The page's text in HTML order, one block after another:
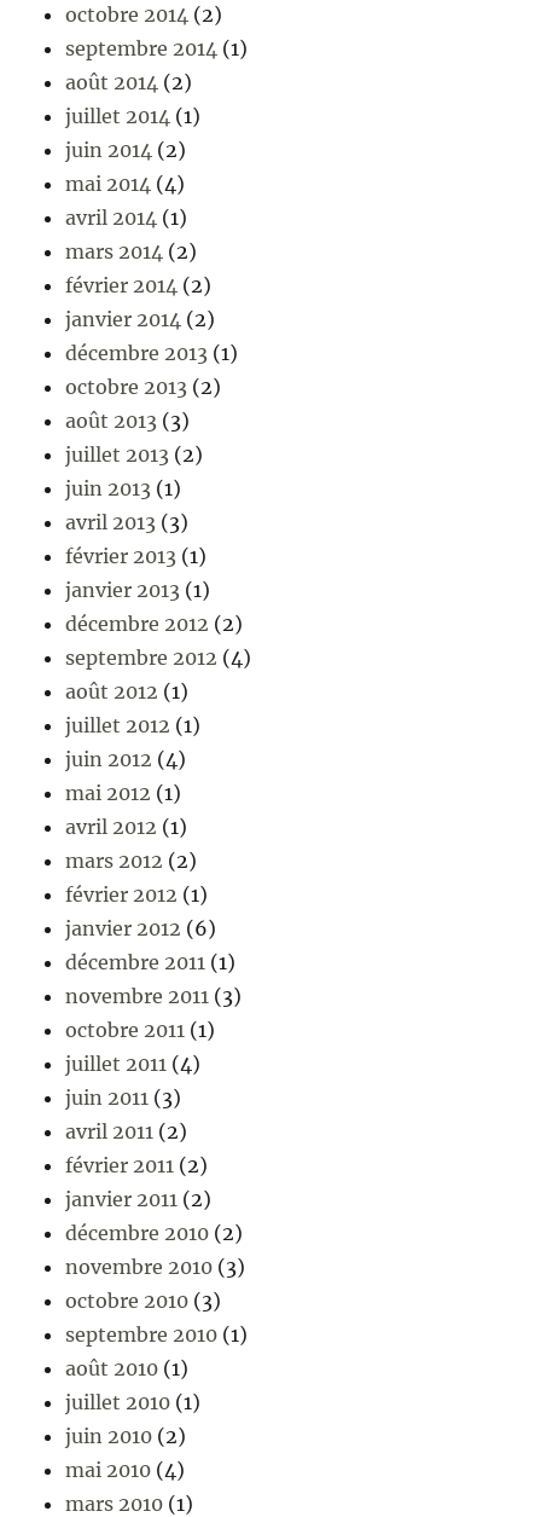
octobre 2014 (2)
septembre 2014 (1)
août 2014 (2)
juillet 2014 (1)
juin 2014 (2)
mai 2014 (4)
avril 2014 (1)
mars 2014 (2)
février 2014 (2)
janvier 2014 (2)
décembre 2013 (1)
octobre 2013 (2)
août 2013 (3)
juillet 2013 (2)
juin 2013 (1)
avril 2013 (3)
février 2013 (1)
janvier 2013 (1)
décembre 2012 (2)
septembre 2012 (4)
août 2012 (1)
juillet 2012 (1)
juin 2012 (4)
mai 2012 (1)
avril 2012 (1)
mars 2012 (2)
février 2012 (1)
janvier 2012 (6)
décembre 2011 (1)
novembre 2011 (3)
octobre 2011 (1)
juillet 2011 (4)
juin 2011 (3)
avril 2011 (2)
février 2011 (2)
janvier 2011 (2)
décembre 2010 (2)
novembre 2010 (3)
octobre 2010 (3)
septembre 2010 (1)
août 2010 (1)
juillet 2010 (1)
juin 2010 (2)
mai 2010 (4)
mars 2010 (1)